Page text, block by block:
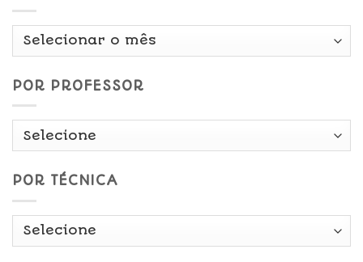
Por
POR PROFESSOR
POR TÉCNICA